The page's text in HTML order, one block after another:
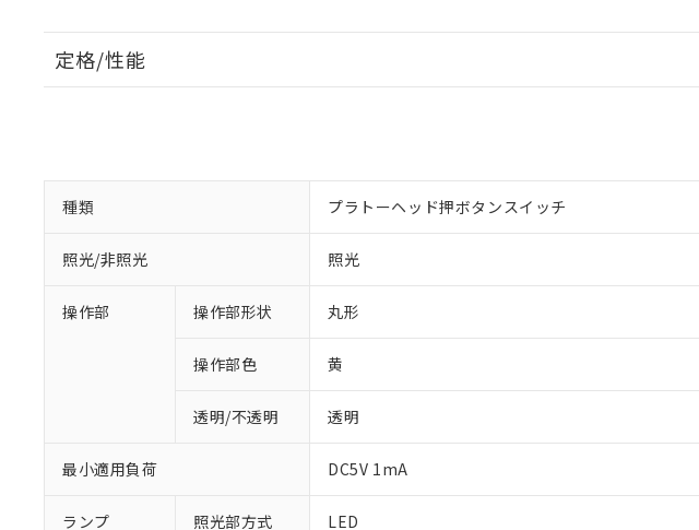
定格/性能
種類 プラトーヘッド押ボタンスイッチ
照光/非照光 照光
操作部 操作部形状 丸形
操作部色 黄
透明/不透明 透明
最小適用負荷 DC5V 1mA
ランプ 照光部方式 LED